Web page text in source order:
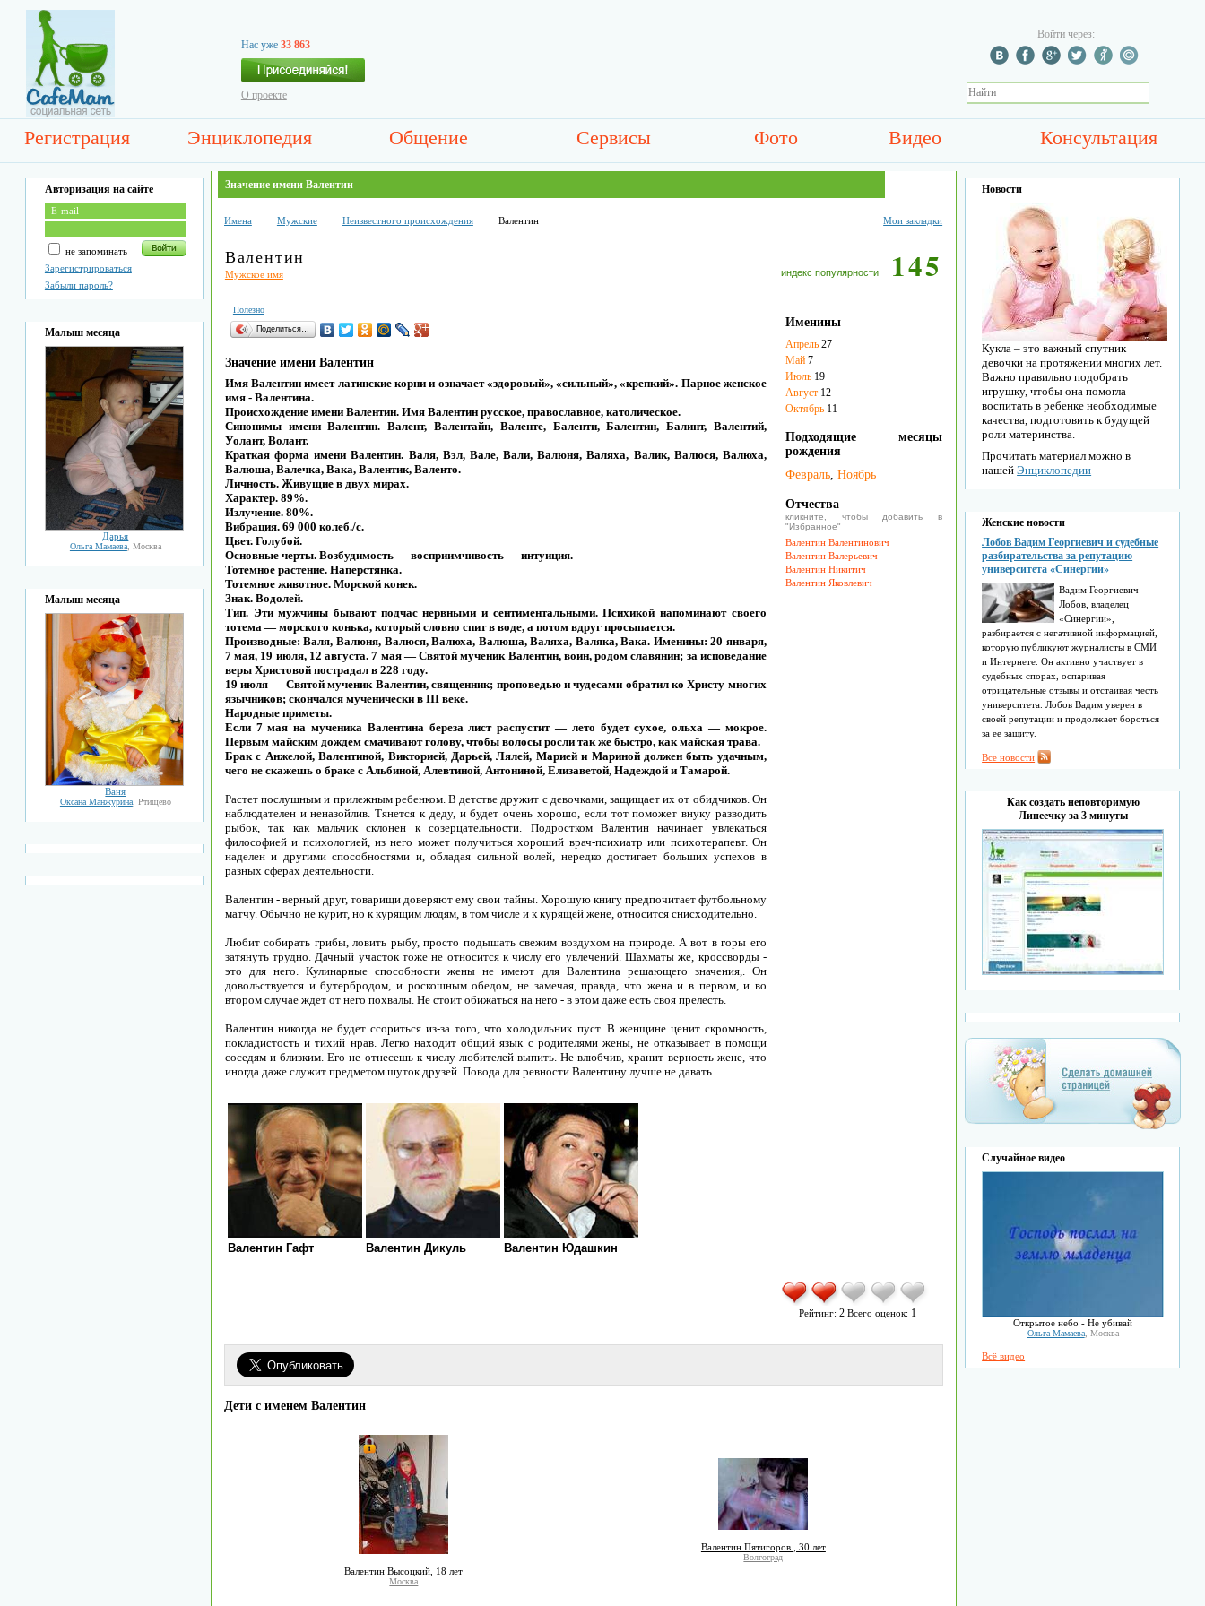
Нас уже 33 863
О проекте
Войти через:
Регистрация Энциклопедия Общение Сервисы Фото Видео Консультация
Авторизация на сайте
не запоминать
Зарегистрироваться
Забыли пароль?
Малыш месяца
Дарья
Ольга Мамаева, Москва
Малыш месяца
Ваня
Оксана Манжурина, Ртищево
Значение имени Валентин
Имена Мужские Неизвестного происхождения Валентин Мои закладки
Валентин
Мужское имя индекс популярности 145
Полезно
Поделиться…
Значение имени Валентин
Имя Валентин имеет латинские корни и означает «здоровый», «сильный», «крепкий». Парное женское
имя - Валентина.
Происхождение имени Валентин. Имя Валентин русское, православное, католическое.
Синонимы имени Валентин. Валент, Валентайн, Валенте, Баленти, Балентин, Балинт, Валентий,
Уолант, Волант.
Краткая форма имени Валентин. Валя, Вэл, Вале, Вали, Валюня, Валяха, Валик, Валюся, Валюха,
Валюша, Валечка, Вака, Валентик, Валенто.
Личность. Живущие в двух мирах.
Характер. 89%.
Излучение. 80%.
Вибрация. 69 000 колеб./с.
Цвет. Голубой.
Основные черты. Возбудимость — восприимчивость — интуиция.
Тотемное растение. Наперстянка.
Тотемное животное. Морской конек.
Знак. Водолей.
Тип. Эти мужчины бывают подчас нервными и сентиментальными. Психикой напоминают своего
тотема — морского конька, который словно спит в воде, а потом вдруг просыпается.
Производные: Валя, Валюня, Валюся, Валюха, Валюша, Валяха, Валяка, Вака. Именины: 20 января,
7 мая, 19 июля, 12 августа. 7 мая — Святой мученик Валентин, воин, родом славянин; за исповедание
веры Христовой пострадал в 228 году.
19 июля — Святой мученик Валентин, священник; проповедью и чудесами обратил ко Христу многих
язычников; скончался мученически в III веке.
Народные приметы.
Если 7 мая на мученика Валентина береза лист распустит — лето будет сухое, ольха — мокрое.
Первым майским дождем смачивают голову, чтобы волосы росли так же быстро, как майская трава.
Брак с Анжелой, Валентиной, Викторией, Дарьей, Лялей, Марией и Мариной должен быть удачным,
чего не скажешь о браке с Альбиной, Алевтиной, Антониной, Елизаветой, Надеждой и Тамарой.
Растет послушным и прилежным ребенком. В детстве дружит с девочками, защищает их от обидчиков. Он
наблюдателен и неназойлив. Тянется к деду, и будет очень хорошо, если тот поможет внуку разводить
рыбок, так как мальчик склонен к созерцательности. Подростком Валентин начинает увлекаться
философией и психологией, из него может получиться хороший врач-психиатр или психотерапевт. Он
наделен и другими способностями и, обладая сильной волей, нередко достигает больших успехов в
разных сферах деятельности.
Валентин - верный друг, товарищи доверяют ему свои тайны. Хорошую книгу предпочитает футбольному
матчу. Обычно не курит, но к курящим людям, в том числе и к курящей жене, относится снисходительно.
Любит собирать грибы, ловить рыбу, просто подышать свежим воздухом на природе. А вот в горы его
затянуть трудно. Дачный участок тоже не относится к числу его увлечений. Шахматы же, кроссворды -
это для него. Кулинарные способности жены не имеют для Валентина решающего значения,. Он
довольствуется и бутербродом, и роскошным обедом, не замечая, правда, что жена и в первом, и во
втором случае ждет от него похвалы. Не стоит обижаться на него - в этом даже есть своя прелесть.
Валентин никогда не будет ссориться из-за того, что холодильник пуст. В женщине ценит скромность,
покладистость и тихий нрав. Легко находит общий язык с родителями жены, не отказывает в помощи
соседям и близким. Его не отнесешь к числу любителей выпить. Не влюбчив, хранит верность жене, что
иногда даже служит предметом шуток друзей. Повода для ревности Валентину лучше не давать.
Валентин Гафт Валентин Дикуль Валентин Юдашкин
Именины
Апрель27
Май7
Июль19
Август12
Октябрь11
Подходящие месяцы
рождения
Февраль, Ноябрь
Отчества
кликните, чтобы добавить в
"Избранное"
Валентин Валентинович
Валентин Валерьевич
Валентин Никитич
Валентин Яковлевич
Рейтинг:2 Всего оценок: 1
Дети с именем Валентин
Валентин Высоцкий, 18 лет
Москва
Валентин Пятигоров , 30 лет
Волгоград
Новости
Кукла – это важный спутник
девочки на протяжении многих лет.
Важно правильно подобрать
игрушку, чтобы она помогла
воспитать в ребенке необходимые
качества, подготовить к будущей
роли материнства.
Прочитать материал можно в
нашейЭнциклопедии
Женские новости
Лобов Вадим Георгиевич и судебные
разбирательства за репутацию
университета «Синергии»
Вадим Георгиевич
Лобов, владелец
«Синергии»,
разбирается с негативной информацией,
которую публикуют журналисты в СМИ
и Интернете. Он активно участвует в
судебных спорах, оспаривая
отрицательные отзывы и отстаивая честь
университета. Лобов Вадим уверен в
своей репутации и продолжает бороться
за ее защиту.
Все новости
Как создать неповторимую
Линеечку за 3 минуты
Случайное видео
Открытое небо - Не убивай
Ольга Мамаева, Москва
Всё видео